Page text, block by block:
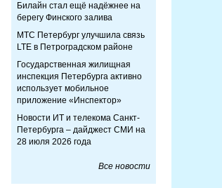
Билайн стал ещё надёжнее на
берегу Финского залива
МТС Петербург улучшила связь
LTE в Петроградском районе
Государственная жилищная
инспекция Петербурга активно
использует мобильное
приложение «Инспектор»
Новости ИТ и телекома Санкт-
Петербурга – дайджест СМИ на
28 июля 2026 года
Все новости